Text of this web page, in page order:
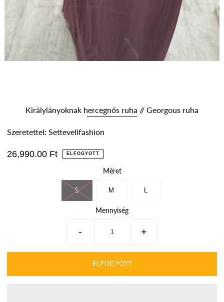
Királylányoknak hercegnős ruha // Georgous ruha
Szeretettel: Settevelifashion
26,990.00 Ft ELFOGYOTT
Méret
S M
Mennyiség
- +